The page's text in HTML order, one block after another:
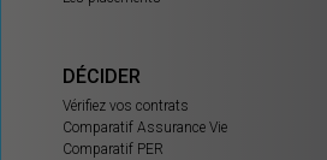
DÉCIDER
Vérifiez vos contrats
Comparatif Assurance Vie
Comparatif PER